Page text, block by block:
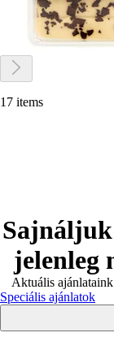
17 items
jelenleg
Aktuális
Speciális ajánlatok